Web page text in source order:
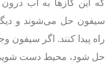
که اين گازها به آب
سیفون حل می‌شوند و ديگر
راه پيدا کنند. اگر سيفون
حل شود، محيط دست‌